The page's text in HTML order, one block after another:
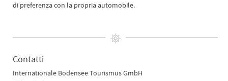
di preferenza con la propria automobile.
Contatti
Internationale Bodensee Tourismus GmbH